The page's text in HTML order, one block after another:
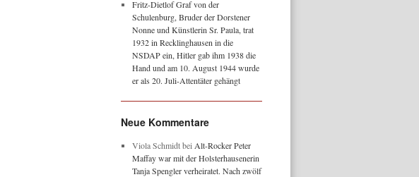
Fritz-Dietlof Graf von der
Schulenburg, Bruder der Dorstener
Nonne und Künstlerin Sr. Paula, trat
1932 in Recklinghausen in die
NSDAP ein, Hitler gab ihm 1938 die
Hand und am 10. August 1944 wurde
er als 20. Juli-Attentäter gehängt
Neue Kommentare
Viola Schmidtbei Alt-Rocker Peter
Maffay war mit der Holsterhausenerin
Tanja Spengler verheiratet. Nach zwölf